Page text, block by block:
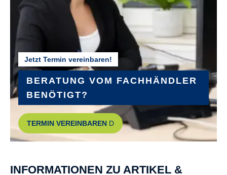
GEWICHT :
GRIFFE :
Ergon GX10
GÄNGE :
dark chrome silver matte
Jetzt Termin vereinbaren!
BERATUNG VOM FACHHÄNDLER
BENÖTIGT?
TERMIN VEREINBAREN
INFORMATIONEN ZU ARTIKEL &